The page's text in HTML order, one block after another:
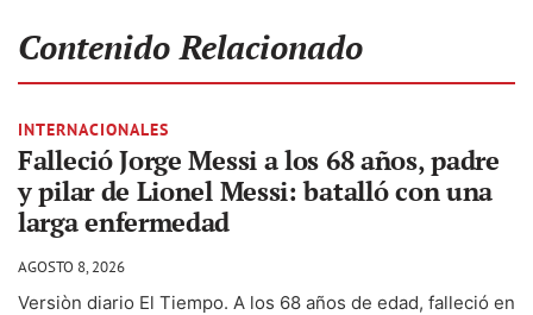
Contenido Relacionado
INTERNACIONALES
Falleció Jorge Messi a los 68 años, padre
y pilar de Lionel Messi: batalló con una
larga enfermedad
AGOSTO 8, 2026
Versiòn diario El Tiempo. A los 68 años de edad, falleció en